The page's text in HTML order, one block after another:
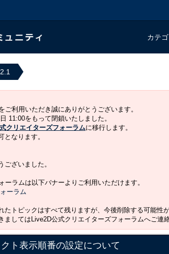
カテゴ
ご利用いただき誠にありがとうございます。
11:00をもって閉鎖いたしました。
クリエイターズフォーラムに移行します。
となります。
ざいました。
ーラムは以下バナーよりご利用いただけます。
たトピックはすべて残りますが、今後削除する可能性
ましてはLive2D公式クリエイターズフォーラムへご連
ト表示順番の設定について